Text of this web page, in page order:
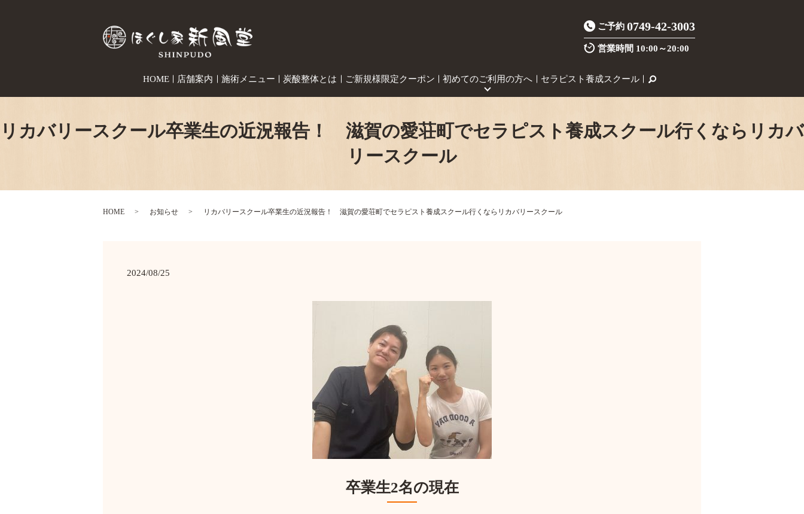
ご予約 0749-42-3003
営業時間 10:00～20:00
HOME 店舗案内 施術メニュー 炭酸整体とは ご新規様限定クーポン 初めてのご利用の方へ セラピスト養成スクール
リカバリースクール卒業生の近況報告！ 滋賀の愛荘町でセラピスト養成スクール行くならリカバ
リースクール
HOME お知らせ リカバリースクール卒業生の近況報告！ 滋賀の愛荘町でセラピスト養成スクール行くならリカバリースクール
2024/08/25
卒業生2名の現在